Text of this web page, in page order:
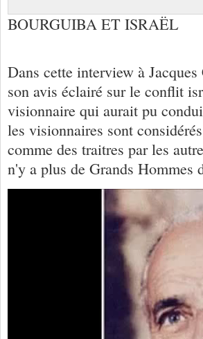
BOURGUIBA ET ISRAËL
Dans cette interview à
son avis éclairé sur le conflit
visionnaire qui aurait pu
les visionnaires sont
comme des traitres par les
n'y a plus de Grands Hommes